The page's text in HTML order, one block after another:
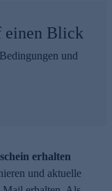
einen Blick
und
erhalten
und aktuelle